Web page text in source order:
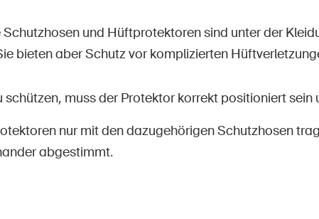
Schutzhosen und Hüftprotektoren sind unter der
bieten aber Schutz vor komplizierten
schützen, muss der Protektor korrekt positioniert sein
nur mit den dazugehörigen Schutzhosen
abgestimmt.